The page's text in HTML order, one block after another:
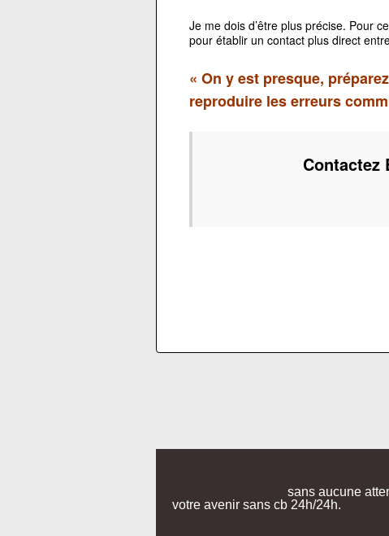
Je me dois d’être plus précise. Pour
pour établir un contact plus direct
« On y est presque,
reproduire les erreurs
Contactez
sans aucune
votre avenir sans cb 24h/24h.